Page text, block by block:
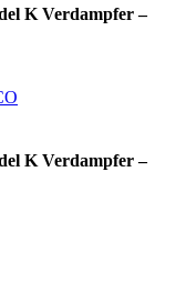
K Verdampfer –
K Verdampfer –